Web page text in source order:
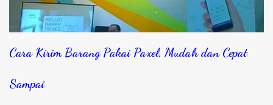
Cara Kirim Barang Pakai Paxel, Mudah dan Cepat
Sampai